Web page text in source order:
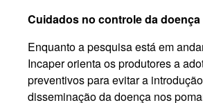
Cuidados no controle da doença
Enquanto a pesquisa está em
Incaper orienta os produtores a
preventivos para evitar a
disseminação da doença nos